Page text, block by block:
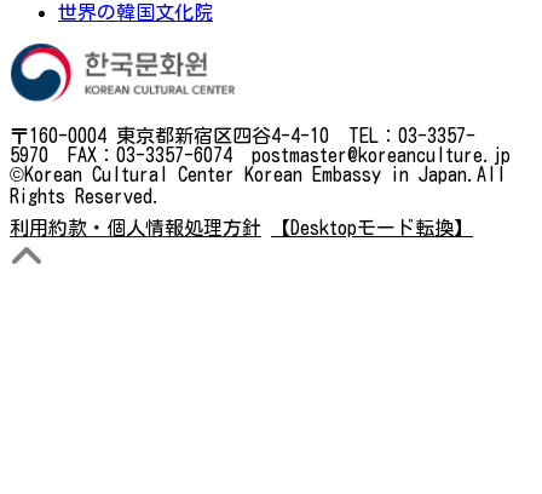
世界の韓国文化院
〒160-0004 東京都新宿区四谷4-4-10 TEL：03-3357-
5970 FAX：03-3357-6074 postmaster@koreanculture.jp
©Korean Cultural Center Korean Embassy in Japan.All
Rights Reserved.
利用約款・個人情報処理方針
【Desktopモード転換】